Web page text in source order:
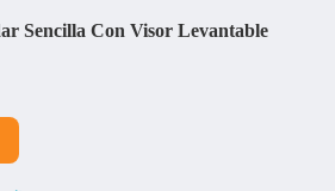
Sencilla Con Visor Levantable